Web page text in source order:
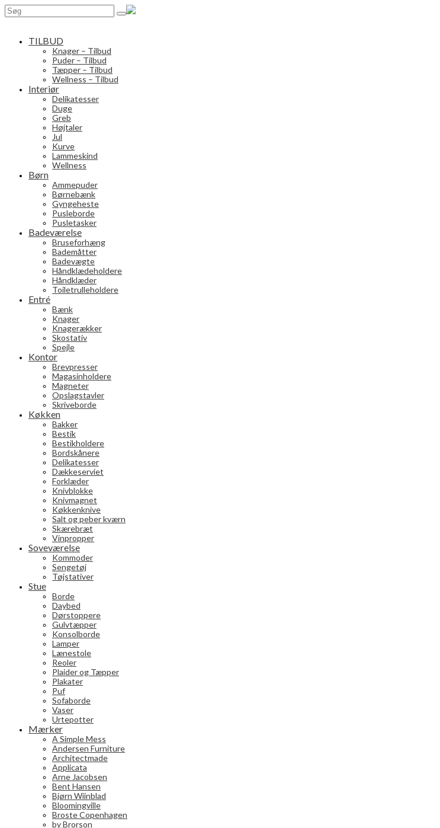
Search
for:
TILBUD
Knager – Tilbud
Puder – Tilbud
Tæpper – Tilbud
Wellness – Tilbud
Interiør
Delikatesser
Duge
Greb
Højtaler
Jul
Kurve
Lammeskind
Wellness
Børn
Ammepuder
Børnebænk
Gyngeheste
Pusleborde
Pusletasker
Badeværelse
Bruseforhæng
Bademåtter
Badevægte
Håndklædeholdere
Håndklæder
Toiletrulleholdere
Entré
Bænk
Knager
Knagerækker
Skostativ
Spejle
Kontor
Brevpresser
Magasinholdere
Magneter
Opslagstavler
Skriveborde
Køkken
Bakker
Bestik
Bestikholdere
Bordskånere
Delikatesser
Dækkeserviet
Forklæder
Knivblokke
Knivmagnet
Køkkenknive
Salt og peber kværn
Skærebræt
Vinpropper
Soveværelse
Kommoder
Sengetøj
Tøjstativer
Stue
Borde
Daybed
Dørstoppere
Gulvtæpper
Konsolborde
Lamper
Lænestole
Reoler
Plaider og Tæpper
Plakater
Puf
Sofaborde
Vaser
Urtepotter
Mærker
A Simple Mess
Andersen Furniture
Architectmade
Applicata
Arne Jacobsen
Bent Hansen
Bjørn Wiinblad
Bloomingville
Broste Copenhagen
by Brorson